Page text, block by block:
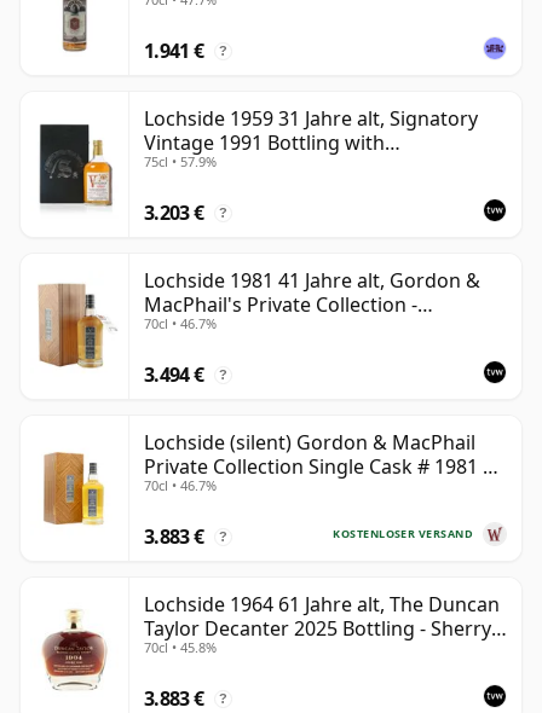
1.941 € ?
Lochside 1959 31 Jahre alt, Signatory
Vintage 1991 Bottling with
Presentation Case
75cl • 57.9%
3.203 € ?
Lochside 1981 41 Jahre alt, Gordon &
MacPhail's Private Collection -
Recollection Series Cask 804
70cl • 46.7%
3.494 € ?
Lochside (silent) Gordon & MacPhail
Private Collection Single Cask # 1981 41
Jahre alt
70cl • 46.7%
KOSTENLOSER VERSAND
3.883 € ?
Lochside 1964 61 Jahre alt, The Duncan
Taylor Decanter 2025 Bottling - Sherry
Oak Casks
70cl • 45.8%
3.883 € ?